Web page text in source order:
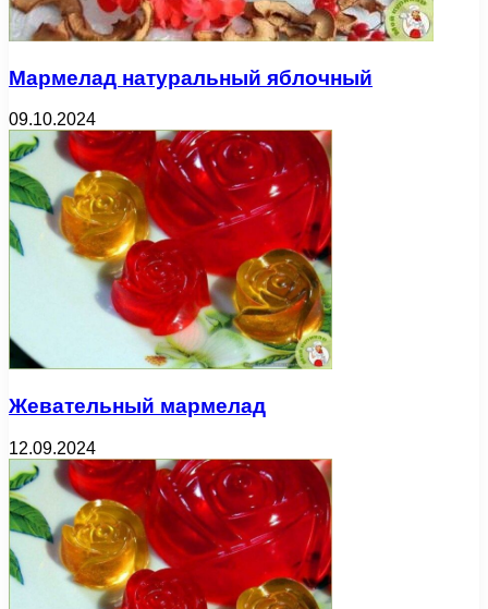
Мармелад натуральный яблочный
09.10.2024
Жевательный мармелад
12.09.2024